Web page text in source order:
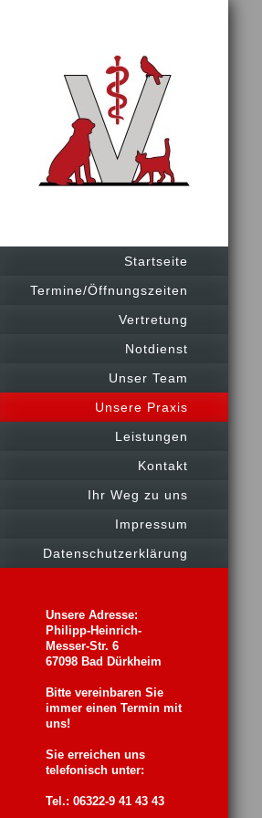
Startseite
Termine/Öffnungszeiten
Vertretung
Notdienst
Unser Team
Unsere Praxis
Leistungen
Kontakt
Ihr Weg zu uns
Impressum
Datenschutzerklärung
Unsere Adresse:
Philipp-Heinrich-
Messer-Str. 6
67098 Bad Dürkheim
Bitte vereinbaren Sie
immer einen Termin mit
uns!
Sie erreichen uns
telefonisch unter:
Tel.: 06322-9 41 43 43